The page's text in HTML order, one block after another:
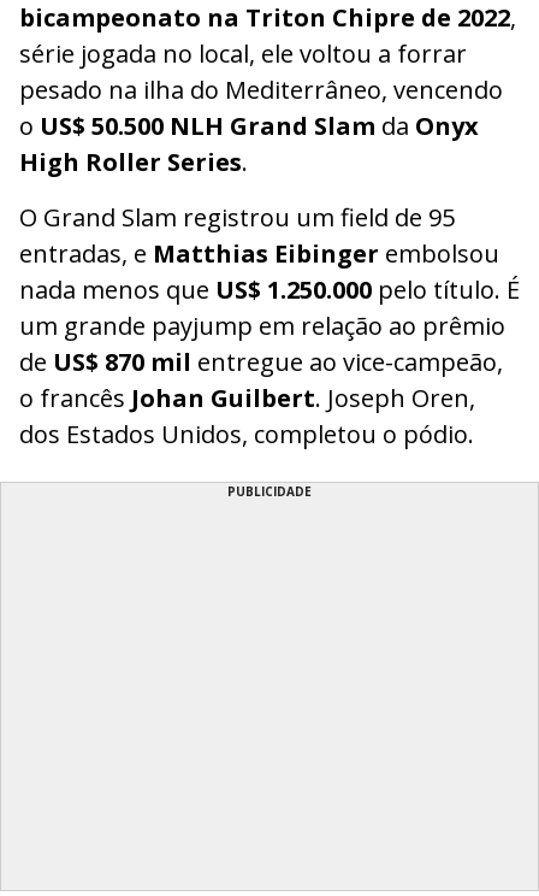
bicampeonato na Triton Chipre de 2022,
série jogada no local, ele voltou a forrar
pesado na ilha do Mediterrâneo, vencendo
o US$ 50.500 NLH Grand Slam da Onyx
High Roller Series.
O Grand Slam registrou um field de 95
entradas, e Matthias Eibinger embolsou
nada menos que US$ 1.250.000 pelo título. É
um grande payjump em relação ao prêmio
de US$ 870 mil entregue ao vice-campeão,
o francês Johan Guilbert. Joseph Oren,
dos Estados Unidos, completou o pódio.
PUBLICIDADE